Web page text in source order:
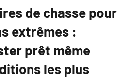
de chasse pour
extrêmes :
prêt même
les plus